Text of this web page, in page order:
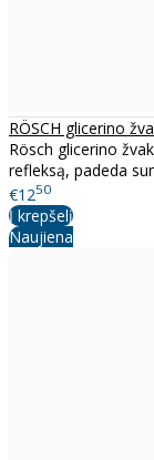
RÖSCH glicerino
Rösch glicerino
refleksą, padeda
€1250
Į krepšelį
Naujiena